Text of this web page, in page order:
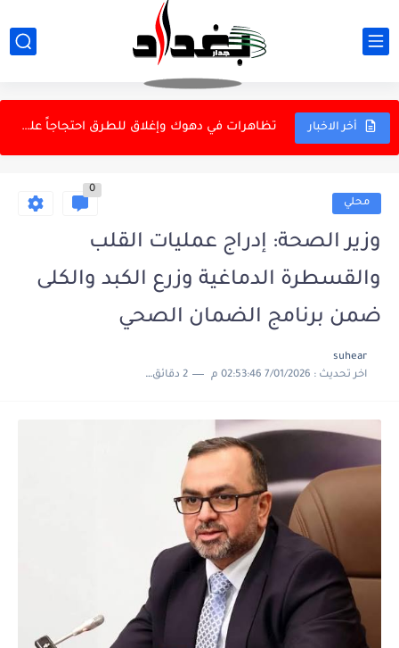
أخر الاخبار
استقرار نسبي في أسعار الذهب والدولار بالاسواق المحلية
تظاهرات في دهوك وإغلاق للطرق احتجاجاً على ارتفاع أسعار البانزين
يلماز: اتفاقية الدفاع لتعزيز الأمن الإقليمي
وزارة النفط تنفي بيع النفط الأسود للإمارات
محلي
0
وزير الصحة: إدراج عمليات القلب
والقسطرة الدماغية وزرع الكبد والكلى
ضمن برنامج الضمان الصحي
suhear
اخر تحديث : 7/01/2026 02:53:46 م 2 دقائق للقراءة